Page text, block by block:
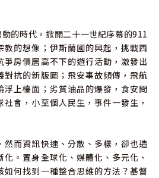
的時代。掀開二十一世紀序幕的911
教的想像；伊斯蘭國的興起，挑戰西
爭房價居高不下的遊行活動，激發出
對抗的新版圖；飛安事故頻傳，飛航
浮上檯面；劣質油品的爆發，食安問
會，小至個人民生，事件一發生，
然而資訊快速、分散、多樣，卻也造
。置身全球化、媒體化、多元化、
如何找到一種整合思維的方法？基督